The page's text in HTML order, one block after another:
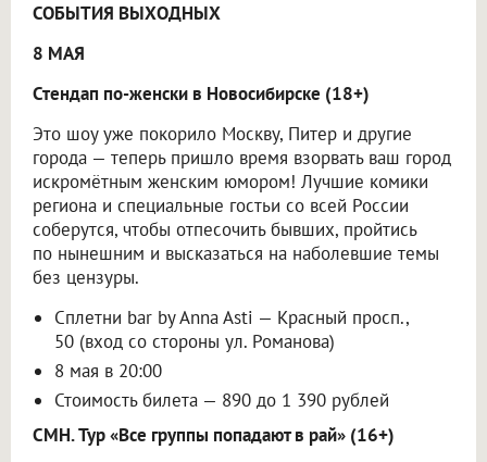
СОБЫТИЯ ВЫХОДНЫХ
8 МАЯ
Стендап по-женски в Новосибирске (18+)
Это шоу уже покорило Москву, Питер и другие
города — теперь пришло время взорвать ваш город
искромётным женским юмором! Лучшие комики
региона и специальные гостьи со всей России
соберутся, чтобы отпесочить бывших, пройтись
по нынешним и высказаться на наболевшие темы
без цензуры.
Сплетни bar by Anna Asti — Красный просп.,
50 (вход со стороны ул. Романова)
8 мая в 20:00
Стоимость билета — 890 до 1 390 рублей
CMH. Тур «Все группы попадают в рай» (16+)